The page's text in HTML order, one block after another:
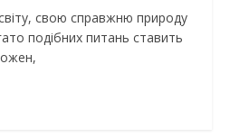
свою справжню природу
подібних питань ставить